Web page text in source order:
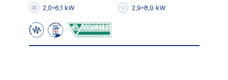
2,0÷6,1 kW 2,9÷8,0 kW
Conocer más